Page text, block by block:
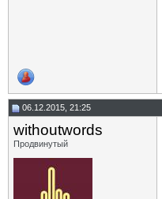
06.12.2015, 21:25
withoutwords
Продвинутый